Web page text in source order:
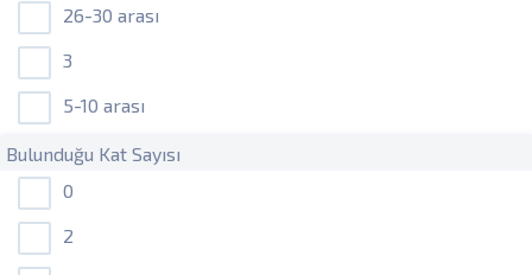
26-30 arası
3
5-10 arası
Bulunduğu Kat Sayısı
0
2